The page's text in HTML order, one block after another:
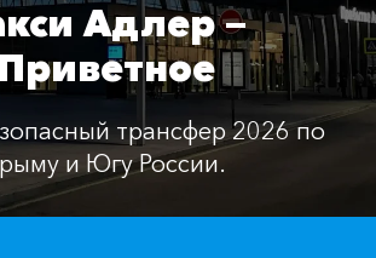
Отзывы
Контакты
Адлер —
Приветное
трансфер 2026 по
и Югу России.